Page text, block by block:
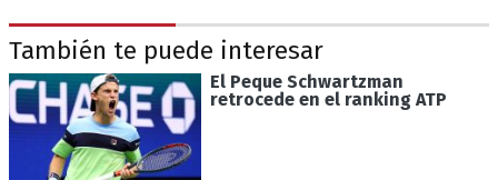
También te puede interesar
El Peque Schwartzman
retrocede en el ranking ATP